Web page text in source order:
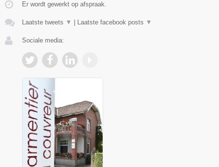
Er wordt gewerkt op afspraak.
Laatste tweets ▼ Laatste facebook posts ▼
Sociale media: